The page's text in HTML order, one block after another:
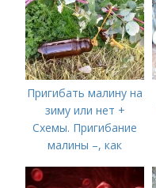
домашних условиях
Пригибать малину на
зиму или нет +
Схемы. Пригибание
малины –, как
когда